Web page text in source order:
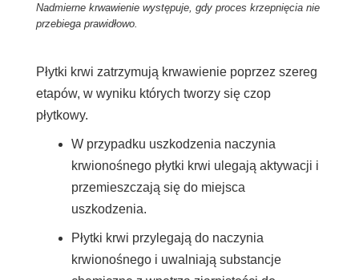
Nadmierne krwawienie występuje, gdy proces krzepnięcia nie
przebiega prawidłowo.
Płytki krwi zatrzymują krwawienie poprzez szereg
etapów, w wyniku których tworzy się czop
płytkowy.
W przypadku uszkodzenia naczynia
krwionośnego płytki krwi ulegają aktywacji i
przemieszczają się do miejsca
uszkodzenia.
Płytki krwi przylegają do naczynia
krwionośnego i uwalniają substancje